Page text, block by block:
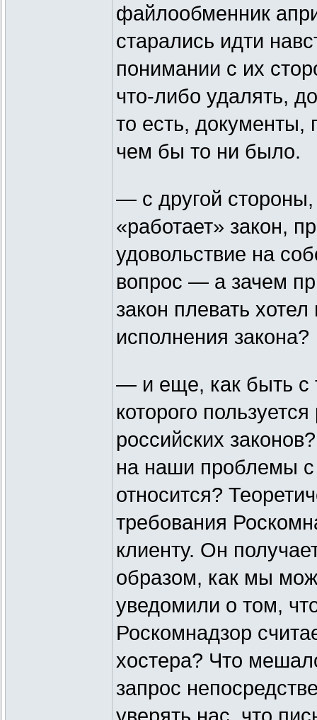
файлообменник
старались идти
понимании с их
что-либо удалять,
то есть,
чем бы то ни было.
— с другой стороны,
«работает» закон,
удовольствие на
вопрос — а зачем
закон плевать
исполнения закона?
— и еще, как быть с
которого
российских
на наши проблемы с
относится?
требования
клиенту. Он
образом, как мы
уведомили о том,
Роскомнадзор
хостера? Что
запрос